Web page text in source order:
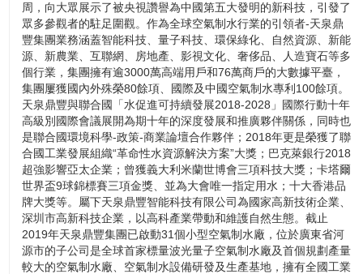
周，向大眾展示了被央視讚譽為中國第五大發明的新科技，引發了
眾多參觀者的駐足圍觀。作為全球空氣制水行業的引領者-天泉鼎
豐集團業務涵蓋智能科技、量子科技、環保綠化、自然資源、新能
源、新農業、互聯網、房地產、影視文化、奢侈品、人造寶石等多
個行業，集團擁有逾3000萬高端用戶和76萬商戶的大數據平臺，
集團屢獲國內外殊榮80餘項、國際及中國空氣制水專利100餘項。
天泉鼎豐與聯合國「水促進可持續發展2018-2028」國際行動十年
高級別國際會議展開為期十年的深度發展和推廣夥伴關係，同時也
是聯合國環境科學-政策-商業論壇合作夥伴；2018年更是榮獲了聯
合國工業發展組織“革命性水資源解決方案”大獎；巴克萊銀行2018
超強影響亞太企業；曾獲義大利米蘭世博會三項科技大獎；卡塔爾
世界盃9球錦標賽三項金獎、並為大會唯一指定用水；十大香港品
牌大獎等。屬下天泉鼎豐智能科技有限公司為國家高新技術企業、
深圳市高新科技企業，以高科產業帶動和維護自然生態。截止
2019年天泉鼎豐集團已啟動31個小型空氣制水廠，位於廣東省河
源市的子公司是全球首家標量波光量子空氣制水廠及首個規劃產量
較大的空氣制水廠、空氣制水設備研發及生產基地，擁有全國工業